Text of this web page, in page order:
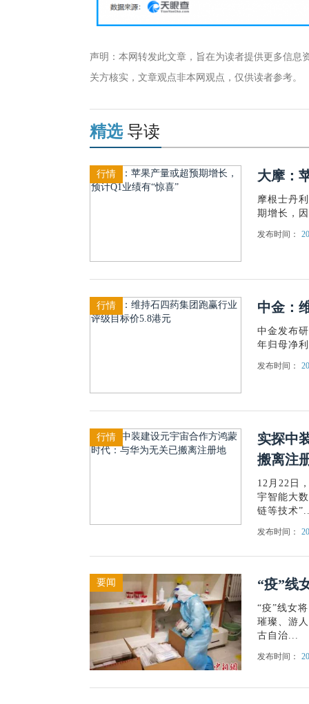
声明：本网转发此文章，旨在为读者提供更多信息
关方核实，文章观点非本网观点，仅供读者参考。
精选导读
行情 大摩：
摩根士丹
期增长，
发布时间：
行情 中金：
中金发布
年归母净
发布时间：
行情
实探中
搬离注
12月22日
宇智能大
链等技术
发布时间：
要闻 “疫”线
“疫”线女
璀璨、游
古自治...
发布时间：